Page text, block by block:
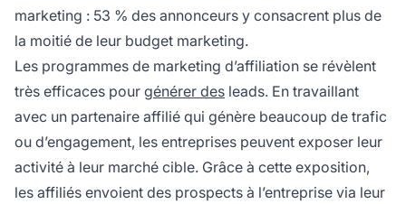
marketing : 53 % des annonceurs y consacrent plus de
la moitié de leur budget marketing.
Les programmes de marketing d’affiliation se révèlent
très efficaces pour générer des leads. En travaillant
avec un partenaire affilié qui génère beaucoup de trafic
ou d’engagement, les entreprises peuvent exposer leur
activité à leur marché cible. Grâce à cette exposition,
les affiliés envoient des prospects à l’entreprise via leur